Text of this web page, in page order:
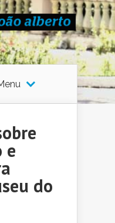
e
do